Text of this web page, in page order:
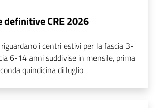
definitive CRE 2026
i centri estivi per la fascia 3-
6-14 anni suddivise in mensile, prima
quindicina di luglio